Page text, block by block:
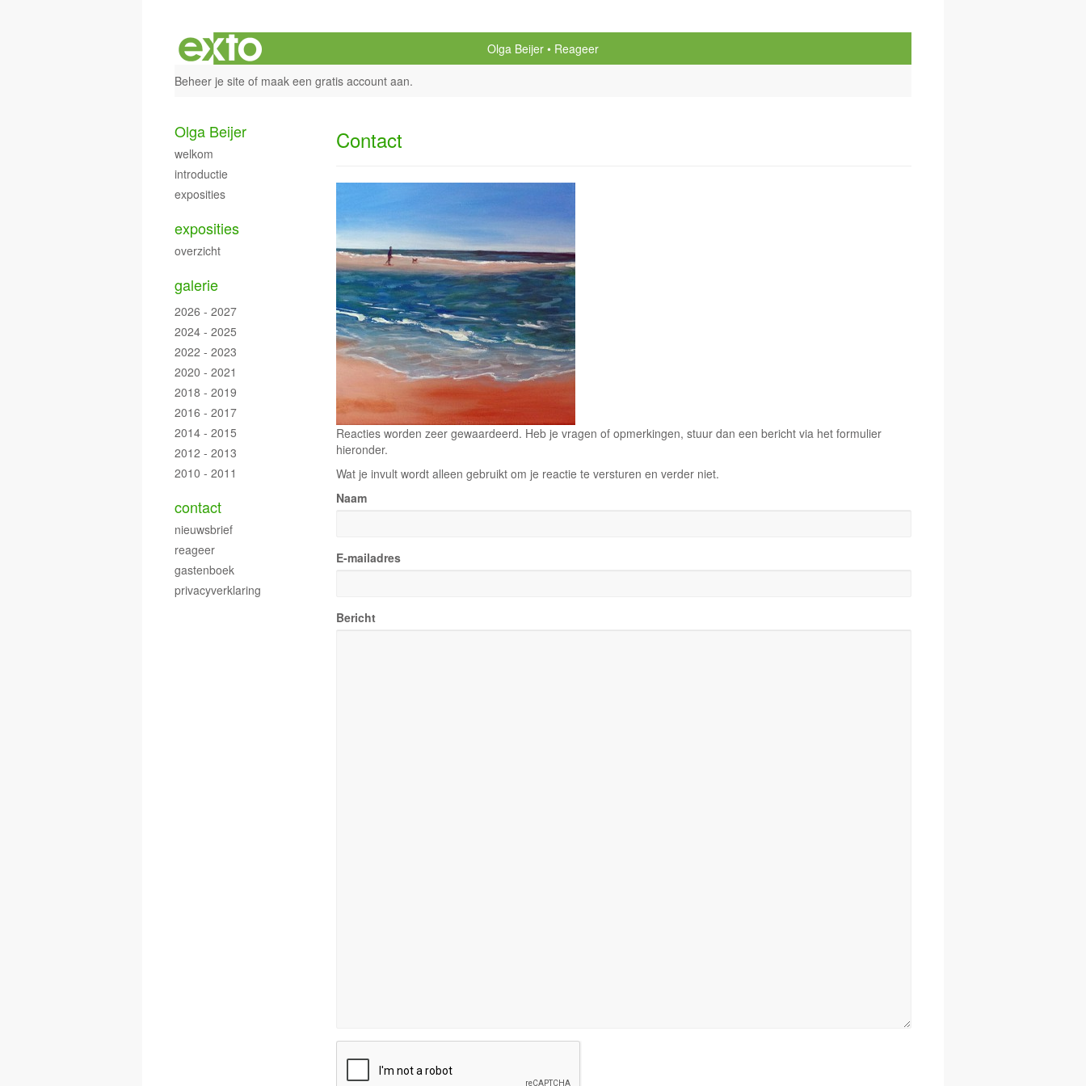
Olga Beijer
Reageer
Beheer je site of maak een gratis account aan.
Contact
Reacties worden zeer gewaardeerd. Heb je vragen of opmerkingen, stuur dan een bericht via het formulier
hieronder.
Wat je invult wordt alleen gebruikt om je reactie te versturen en verder niet.
Naam
E-mailadres
Bericht
Olga Beijer
welkom
introductie
exposities
exposities
overzicht
galerie
2026 - 2027
2024 - 2025
2022 - 2023
2020 - 2021
2018 - 2019
2016 - 2017
2014 - 2015
2012 - 2013
2010 - 2011
contact
nieuwsbrief
reageer
gastenboek
privacyverklaring